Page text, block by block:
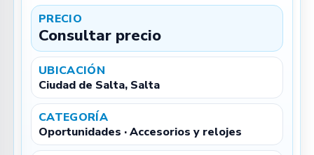
PRECIO
Consultar precio
UBICACIÓN
Ciudad de Salta, Salta
CATEGORÍA
Oportunidades · Accesorios y relojes